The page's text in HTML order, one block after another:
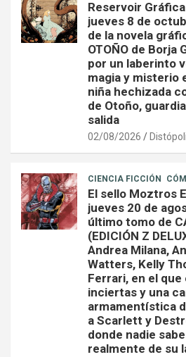
Reservoir
jueves 8 de
de la novela
OTOÑO de Borja
por un laberinto
magia y misterio
niña hechizada
de Otoño,
salida
02/08/2026
CIENCIA FICCIÓN
El sello Moztros
jueves 20 de
último tomo de
(EDICIÓN Z
Andrea Milana,
Watters, Kelly
Ferrari, en el que
inciertas y una
armamentística
a Scarlett y
donde nadie
realmente de su